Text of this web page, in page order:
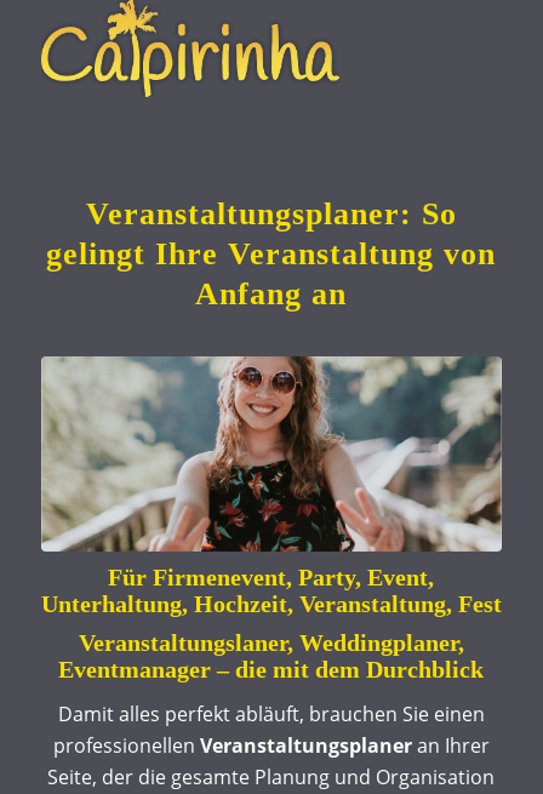
Veranstaltungsplaner: So
gelingt Ihre Veranstaltung von
Anfang an
Für Firmenevent, Party, Event,
Unterhaltung, Hochzeit, Veranstaltung, Fest
Veranstaltungslaner, Weddingplaner,
Eventmanager – die mit dem Durchblick
Damit alles perfekt abläuft, brauchen Sie einen
professionellen Veranstaltungsplaneran Ihrer
Seite, der die gesamte Planung und Organisation